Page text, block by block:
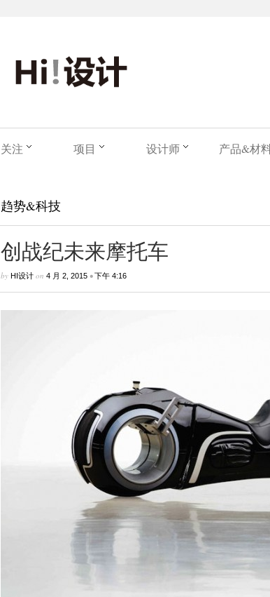
关注 项目 设计师 产品&材
趋势&科技
创战纪未来摩托车
by HI设计on 4 月 2, 2015•下午 4:16